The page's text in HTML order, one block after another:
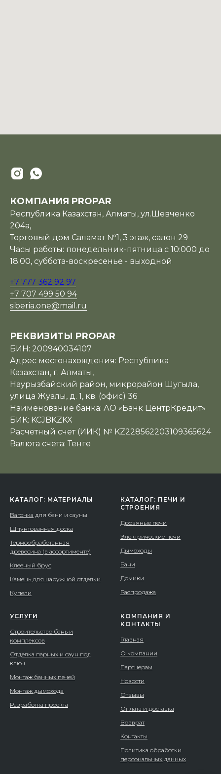
КОМПАНИЯ PROPAR
Республика Казахстан, Алматы, ул.Шевченко
204а,
Торговый дом Саламат №1, 3 этаж, салон 29
Часы работы: понедельник-пятница с 10:000 до
18:00, суббота-воскресенье - выходной
+7 777 362 92 97
+7 707 499 50 94
siberia.one@mail.ru
РЕКВИЗИТЫ PROPAR
БИН: 200940034107
Адрес местонахождения: Республика
Казахстан, г. Алматы,
Наурызбайский район, микрорайон Шугыла,
улица Жуалы, д. 1, кв. (офис) 36
Наименование банка: АО «Банк ЦентрКредит»
БИК: KCJBKZKX
Расчетный счет (ИИК) № KZ228562203109365624
Валюта счета: Тенге
КАТАЛОГ: МАТЕРИАЛЫ
Вагонка для бани и сауны
Шпунтованная доска
Термообработанная
древесина (в ассортименте)
Клееный брус
Камень для наружной отделки
Купели
КАТАЛОГ: ПЕЧИ И
СТРОЕНИЯ
Дровяные печи
Электрические печи
Дымоходы
Бани
Домики
Распродажа
УСЛУГИ
Строительство бань и
комплексов
Отделка парных и саун под
ключ
Монтаж банных печей
Монтаж дымохода
Разработка проекта
КОМПАНИЯ И
КОНТАКТЫ
Главная
О компании
Партнерам
Новости
Отзывы
Оплата и доставка
Возврат
Контакты
Политика обработки
персональных данных